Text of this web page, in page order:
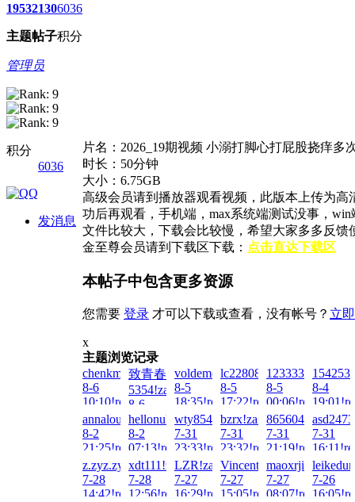
1953
主题
2130
帖子
6036
积分
管理员
积分
6036
发消息
片名：2026_19期视频 小溺打脚心打屁股挠痒多
时长：50分钟
大小：6.75GB
高级会员请到播放器观看视频，此版本上传为
功后再观看，手机端，max系统端测试没事，
文件比较大，下载会比较慢，希望大家多多反
金至尊会员请到下载区下载： 点击直达下载区
本帖子中包含更多资源
您需要 登录 才可以下载或查看，没有帐号？ 立
x
主题浏览记录
chenkm777!zai!2026-
8-6
10:10!read!
致青春
5354!zai!2026-
8-6
02:11!read!
voldemort!zai!2026-
8-5
18:35!read!
lc2280832!zai!2026-
8-5
17:22!read!
8-5
00:06!read!
8-4
annalou666888!zai!2026-
8-2
21:25!read!
hellonuke!zai!2026-
8-2
07:13!read!
wty854414!zai!2026-
7-31
23:33!read!
bzrx!zai!2026-
7-31
23:32!read!
7-31
21:19!read!
7-31
z.zyz.zyz.zy!zai!2026-
7-28
14:42!read!
xdt111!zai!2026-
7-28
12:56!read!
LZR!zai!2026-
7-27
16:29!read!
Vincent1232!zai!2026-
7-27
15:05!read!
maoxrji!zai!2026-
7-27
08:07!read!
7-26